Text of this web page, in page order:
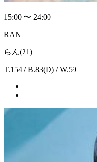
15:00 〜 24:00
RAN
らん(21)
T.154 / B.83(D) / W.59